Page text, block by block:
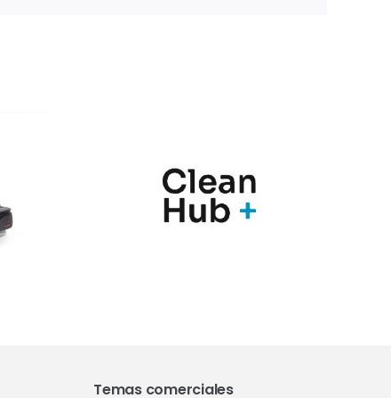
de
el
Farmaforum las
novedades de sus
soluciones
Temas comerciales